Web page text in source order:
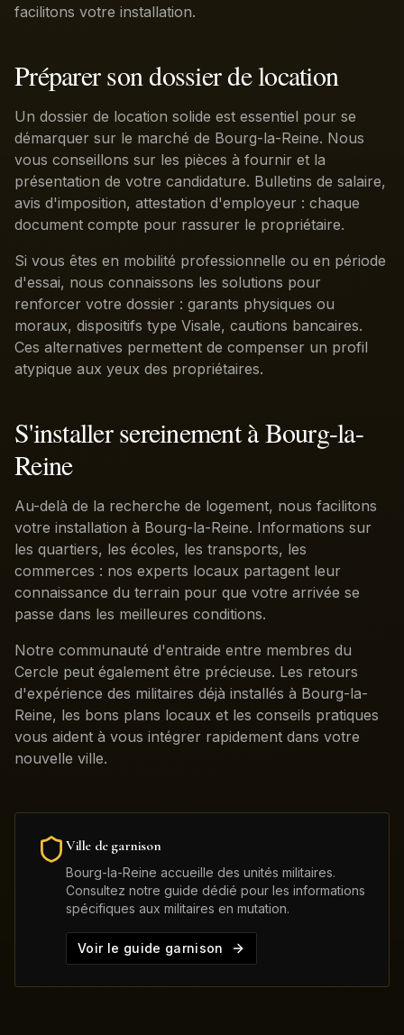
facilitons votre installation.
Préparer son dossier de location
Un dossier de location solide est essentiel pour se
démarquer sur le marché de Bourg-la-Reine. Nous
vous conseillons sur les pièces à fournir et la
présentation de votre candidature. Bulletins de salaire,
avis d'imposition, attestation d'employeur : chaque
document compte pour rassurer le propriétaire.
Si vous êtes en mobilité professionnelle ou en période
d'essai, nous connaissons les solutions pour
renforcer votre dossier : garants physiques ou
moraux, dispositifs type Visale, cautions bancaires.
Ces alternatives permettent de compenser un profil
atypique aux yeux des propriétaires.
S'installer sereinement à Bourg-la-
Reine
Au-delà de la recherche de logement, nous facilitons
votre installation à Bourg-la-Reine. Informations sur
les quartiers, les écoles, les transports, les
commerces : nos experts locaux partagent leur
connaissance du terrain pour que votre arrivée se
passe dans les meilleures conditions.
Notre communauté d'entraide entre membres du
Cercle peut également être précieuse. Les retours
d'expérience des militaires déjà installés à Bourg-la-
Reine, les bons plans locaux et les conseils pratiques
vous aident à vous intégrer rapidement dans votre
nouvelle ville.
Ville de garnison
Bourg-la-Reine accueille des unités militaires.
Consultez notre guide dédié pour les informations
spécifiques aux militaires en mutation.
Voir le guide garnison